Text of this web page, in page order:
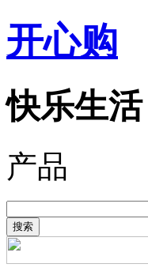
开心购
快乐生
产品
搜索